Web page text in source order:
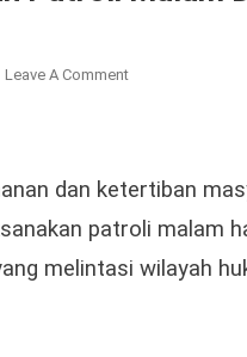
Leave A CommentOn
Patroli
Di
Jalur
dan ketertiban
patroli malam
melintasi wilayah